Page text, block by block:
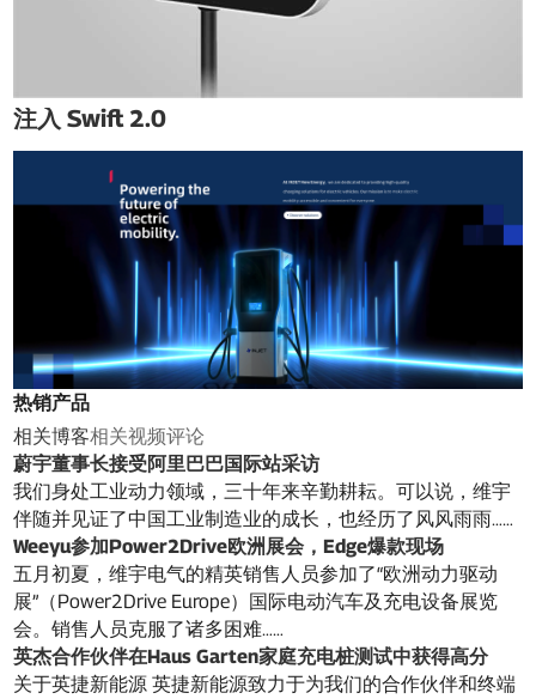
注入 Swift 2.0
热销产品
相关博客相关视频评论
蔚宇董事长接受阿里巴巴国际站采访
我们身处工业动力领域，三十年来辛勤耕耘。可以说，维宇
伴随并见证了中国工业制造业的成长，也经历了风风雨雨……
Weeyu参加Power2Drive欧洲展会，Edge爆款现场
五月初夏，维宇电气的精英销售人员参加了“欧洲动力驱动
展”（Power2Drive Europe）国际电动汽车及充电设备展览
会。销售人员克服了诸多困难……
英杰合作伙伴在Haus Garten家庭充电桩测试中获得高分
关于英捷新能源 英捷新能源致力于为我们的合作伙伴和终端